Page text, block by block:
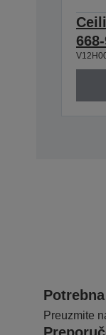
Preuzmite